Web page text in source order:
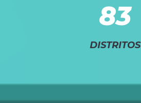
83
DISTRITOS